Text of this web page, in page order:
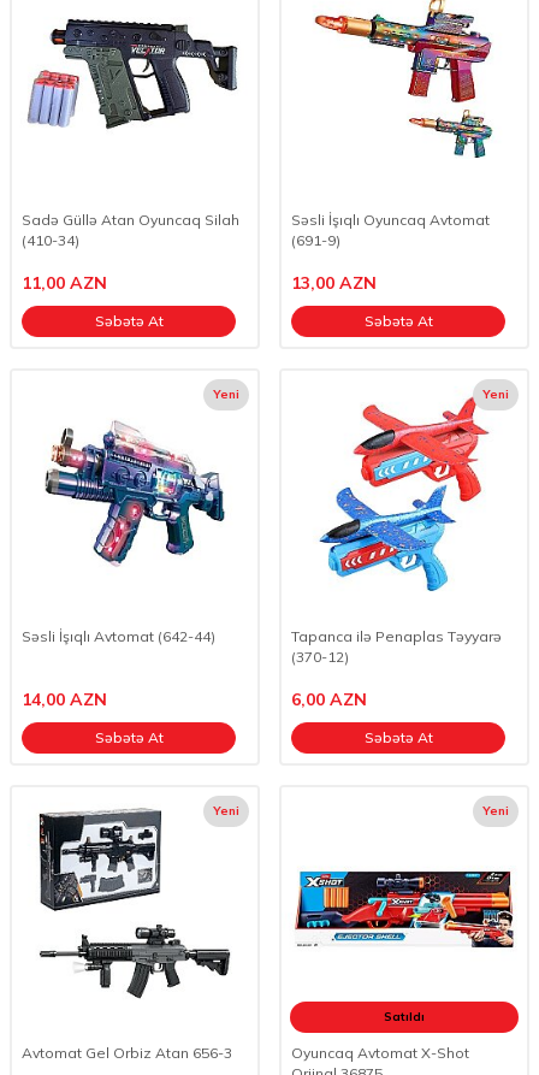
Sadə Güllə Atan Oyuncaq Silah
(410-34)
11,00 AZN
Səbətə At
Səsli İşıqlı Oyuncaq Avtomat
(691-9)
13,00 AZN
Səbətə At
Yeni
Səsli İşıqlı Avtomat (642-44)
14,00 AZN
Səbətə At
Yeni
Tapanca ilə Penaplas Təyyarə
(370-12)
6,00 AZN
Səbətə At
Yeni
Avtomat Gel Orbiz Atan 656-3
Yeni
Satıldı
Oyuncaq Avtomat X-Shot